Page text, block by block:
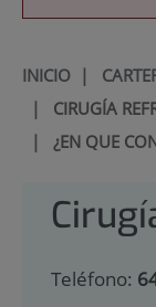
INICIO|
| CIRUGÍA
| ¿EN QUE
Teléfono: